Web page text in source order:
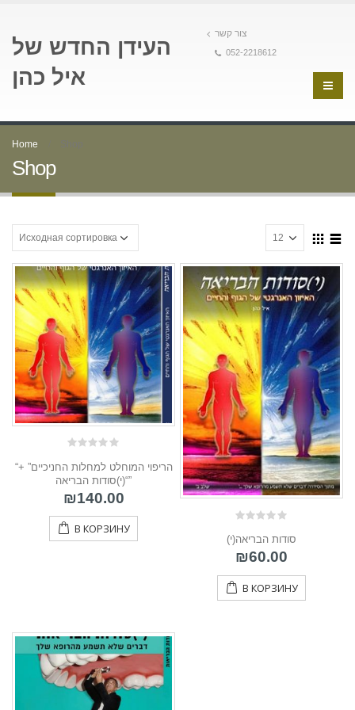
העידן החדש של
איל כהן
צור קשר
052-2218612
Home Shop
Shop
out
of
“הריפוי המוחלט למחלות החניכיים” +
“(י)סודות הבריאה”
₪140.00
В КОРЗИНУ
out
of
5
(י)סודות הבריאה
₪60.00
В КОРЗИНУ